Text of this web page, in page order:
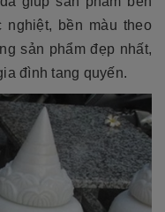
bền màu theo
sản phẩm đẹp nhất,
đình tang quyến.